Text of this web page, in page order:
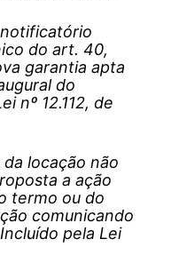
do art. 40,
garantia apta
do
nº 12.112, de
locação não
a ação
termo ou do
comunicando
pela Lei